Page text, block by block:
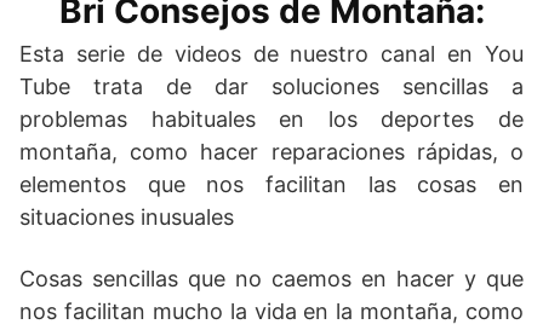
Bri Consejos de Montaña:
Esta serie de videos de nuestro canal en You
Tube trata de dar soluciones sencillas a
problemas habituales en los deportes de
montaña, como hacer reparaciones rápidas, o
elementos que nos facilitan las cosas en
situaciones inusuales
Cosas sencillas que no caemos en hacer y que
nos facilitan mucho la vida en la montaña, como